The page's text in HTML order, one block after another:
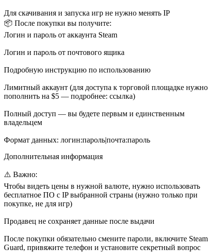
Для скачивания и запуска игр не нужно менять IP
📦 После покупки вы получите:
Логин и пароль от аккаунта Steam
Логин и пароль от почтового ящика
Подробную инструкцию по использованию
Лимитный аккаунт (для доступа к торговой площадке нужно
пополнить на $5 — подробнее: ссылка)
Полный доступ — вы будете первым и единственным
владельцем
Формат данных: логин:пароль|почта:пароль
Дополнительная информация
⚠️ Важно:
Чтобы видеть цены в нужной валюте, нужно использовать
бесплатное ПО с IP выбранной страны (нужно только при
покупке, не для игр)
Продавец не сохраняет данные после выдачи
После покупки обязательно смените пароли, включите Steam
Guard, привяжите телефон и установите секретный вопрос